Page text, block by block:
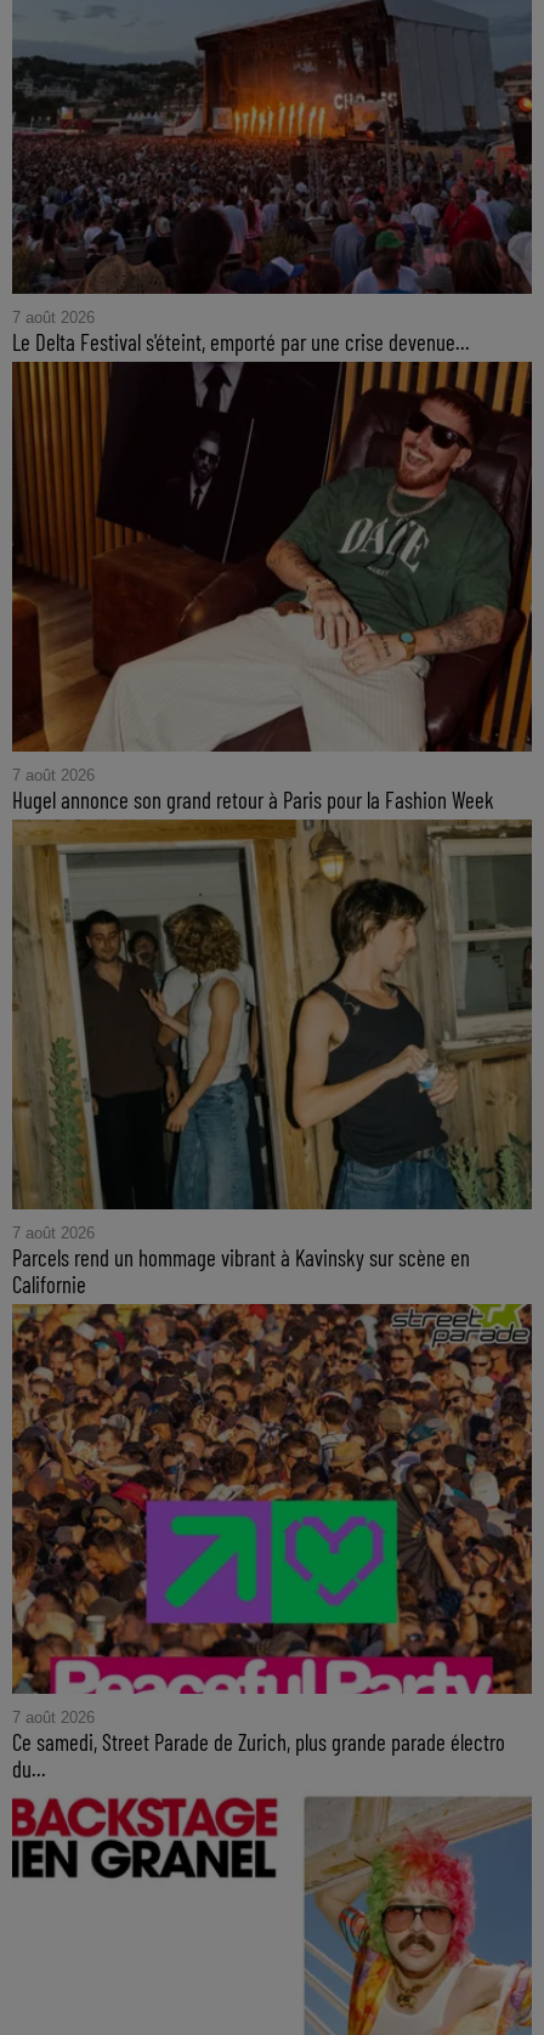
7 août 2026
Le Delta Festival s'éteint, emporté par une crise devenue...
7 août 2026
Hugel annonce son grand retour à Paris pour la Fashion Week
7 août 2026
Parcels rend un hommage vibrant à Kavinsky sur scène en
Californie
7 août 2026
Ce samedi, Street Parade de Zurich, plus grande parade électro
du...